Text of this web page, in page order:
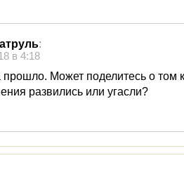
:
в 4:18
прошло. Может поделитесь о том
развились или угасли?